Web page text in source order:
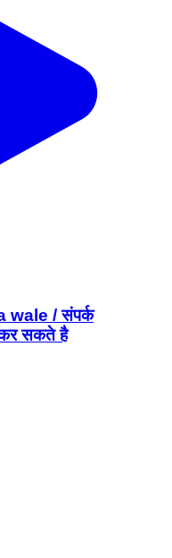
/ संपर्क
सकते है